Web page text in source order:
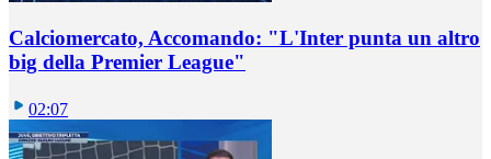
Calciomercato, Accomando: "L'Inter punta un altro
big della Premier League"
02:07